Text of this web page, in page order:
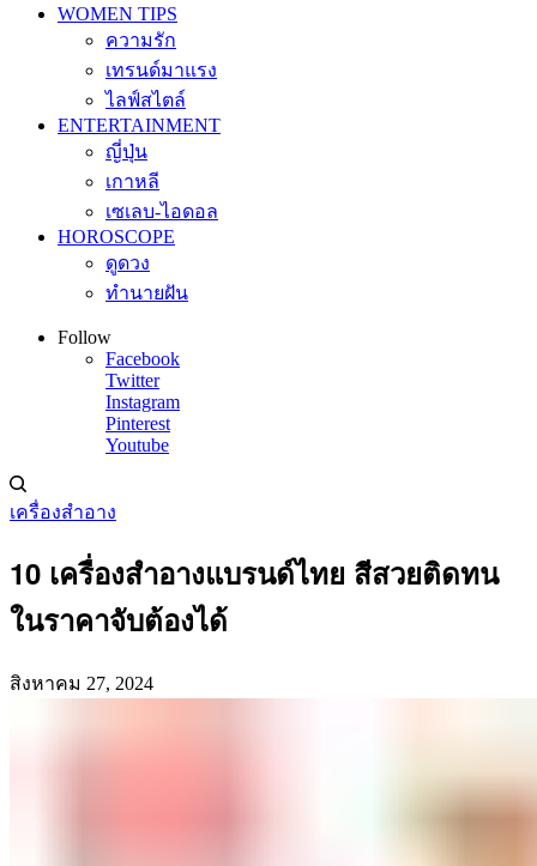
WOMEN TIPS
ความรัก
เทรนด์มาแรง
ไลฟ์สไตล์
ENTERTAINMENT
ญี่ปุ่น
เกาหลี
เซเลบ-ไอดอล
HOROSCOPE
ดูดวง
ทำนายฝัน
Follow
Facebook
Twitter
Instagram
Pinterest
Youtube
เครื่องสำอาง
10 เครื่องสำอางแบรนด์ไทย สีสวยติดทน
ในราคาจับต้องได้
สิงหาคม 27, 2024